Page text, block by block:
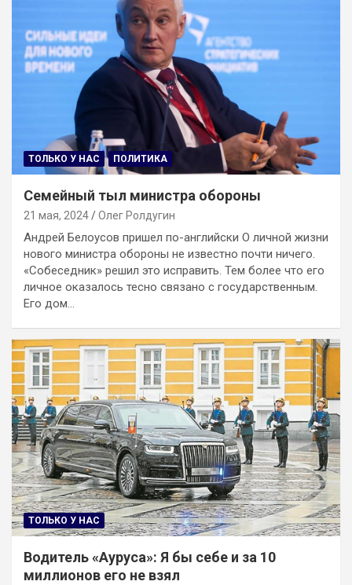
ТОЛЬКО У НАС ПОЛИТИКА
Семейный тыл министра обороны
21 мая, 2024 Олег Ролдугин
Андрей Белоусов пришел по-английски О личной жизни
нового министра обороны не известно почти ничего.
«Собеседник» решил это исправить. Тем более что его
личное оказалось тесно связано с государственным.
Его дом…
ТОЛЬКО У НАС
Водитель «Ауруса»: Я бы себе и за 10
миллионов его не взял